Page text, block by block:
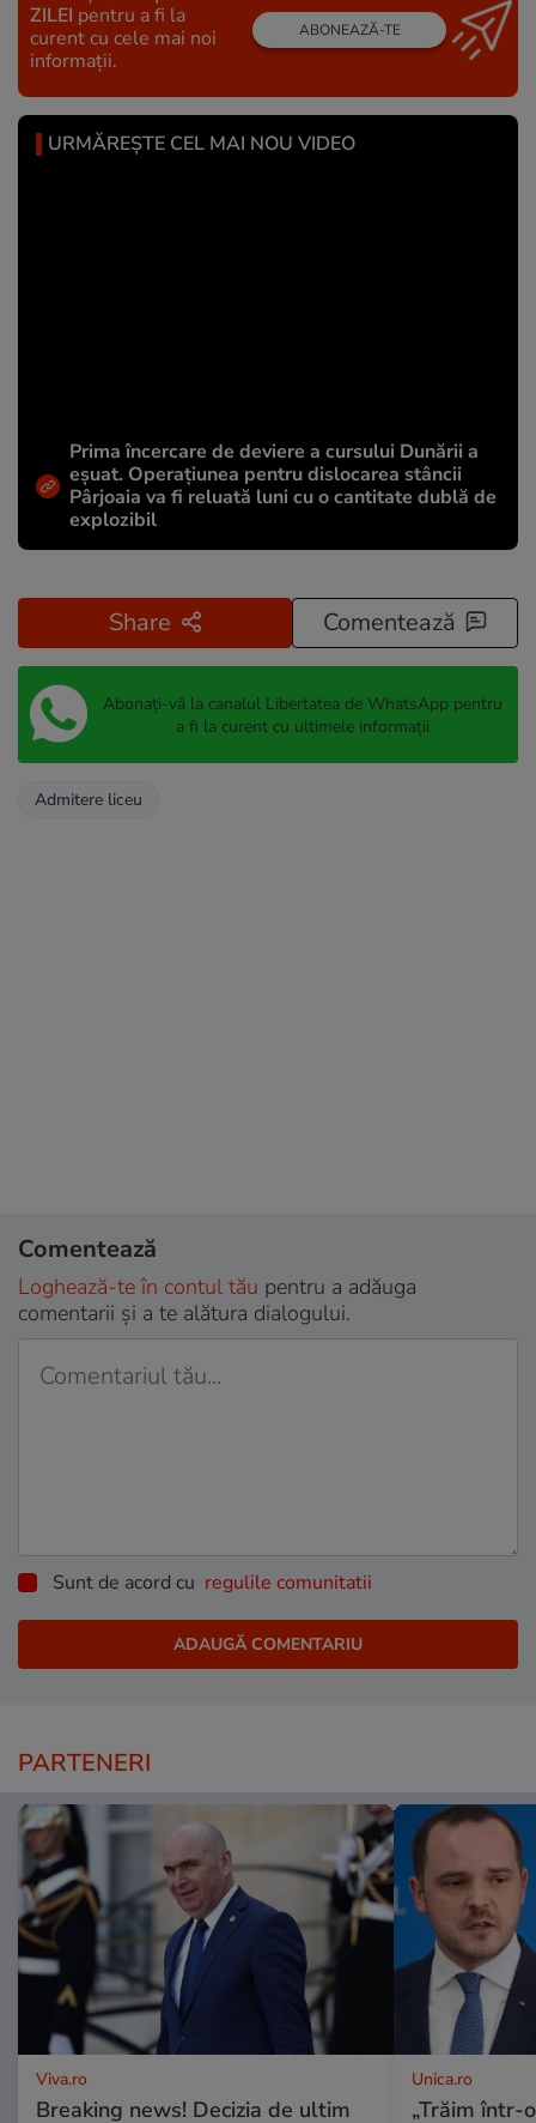
ZILEI pentru a fi la
curent cu cele mai noi
informații.
ABONEAZĂ-TE
URMĂREȘTE CEL MAI NOU VIDEO
Prima încercare de deviere a cursului Dunării a
eșuat. Operațiunea pentru dislocarea stâncii
Pârjoaia va fi reluată luni cu o cantitate dublă de
explozibil
Share Comentează
Abonați-vă la canalul Libertatea de WhatsApp pentru
a fi la curent cu ultimele informații
Admitere liceu
Comentează
Loghează-te în contul tău pentru a adăuga
comentarii și a te alătura dialogului.
Sunt de acord cu regulile comunitatii
PARTENERI
Viva.ro
Breaking news! Decizia de ultim
Unica.ro
„Trăim într-